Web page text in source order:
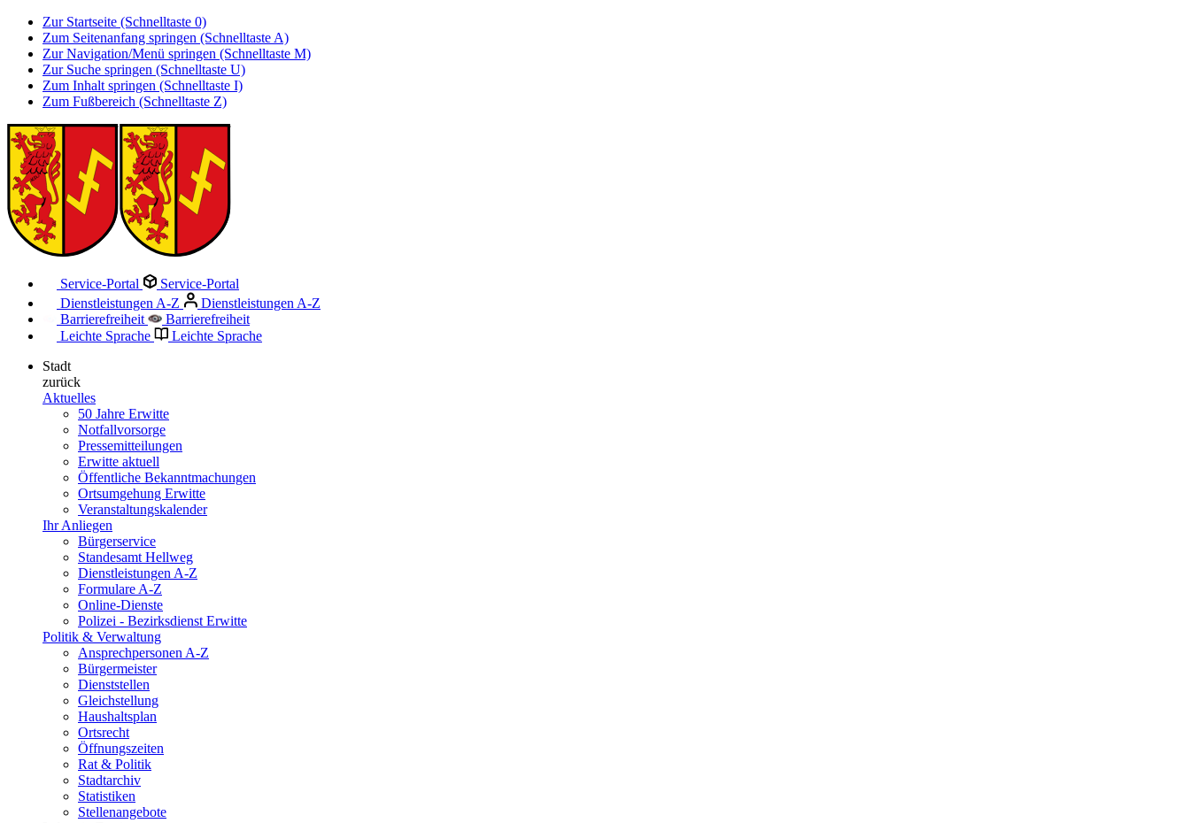
Zur Startseite (Schnelltaste 0)
Zum Seitenanfang springen (Schnelltaste A)
Zur Navigation/Menü springen (Schnelltaste M)
Zur Suche springen (Schnelltaste U)
Zum Inhalt springen (Schnelltaste I)
Zum Fußbereich (Schnelltaste Z)
Service-Portal
Service-Portal
Dienstleistungen A-Z
Dienstleistungen A-Z
Barrierefreiheit
Barrierefreiheit
Leichte Sprache
Leichte Sprache
Stadt
zurück
Aktuelles
50 Jahre Erwitte
Notfallvorsorge
Pressemitteilungen
Erwitte aktuell
Öffentliche Bekanntmachungen
Ortsumgehung Erwitte
Veranstaltungskalender
Ihr Anliegen
Bürgerservice
Standesamt Hellweg
Dienstleistungen A-Z
Formulare A-Z
Online-Dienste
Polizei - Bezirksdienst Erwitte
Politik & Verwaltung
Ansprechpersonen A-Z
Bürgermeister
Dienststellen
Gleichstellung
Haushaltsplan
Ortsrecht
Öffnungszeiten
Rat & Politik
Stadtarchiv
Statistiken
Stellenangebote